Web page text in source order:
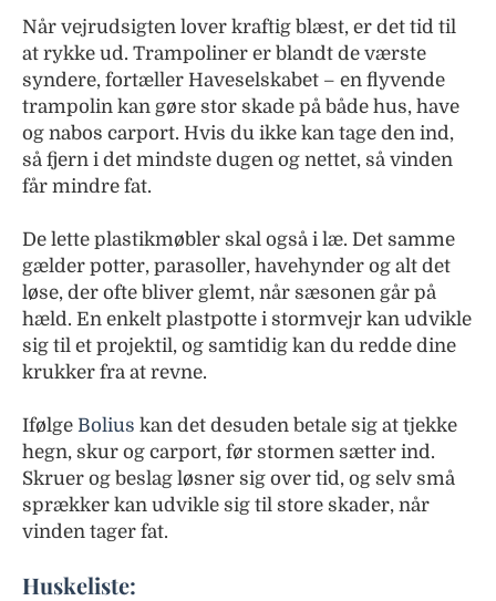
Når vejrudsigten lover kraftig blæst, er det tid til
at rykke ud. Trampoliner er blandt de værste
syndere, fortæller Haveselskabet – en flyvende
trampolin kan gøre stor skade på både hus, have
og nabos carport. Hvis du ikke kan tage den ind,
så fjern i det mindste dugen og nettet, så vinden
får mindre fat.
De lette plastikmøbler skal også i læ. Det samme
gælder potter, parasoller, havehynder og alt det
løse, der ofte bliver glemt, når sæsonen går på
hæld. En enkelt plastpotte i stormvejr kan udvikle
sig til et projektil, og samtidig kan du redde dine
krukker fra at revne.
Ifølge Bolius kan det desuden betale sig at tjekke
hegn, skur og carport, før stormen sætter ind.
Skruer og beslag løsner sig over tid, og selv små
sprækker kan udvikle sig til store skader, når
vinden tager fat.
Huskeliste: